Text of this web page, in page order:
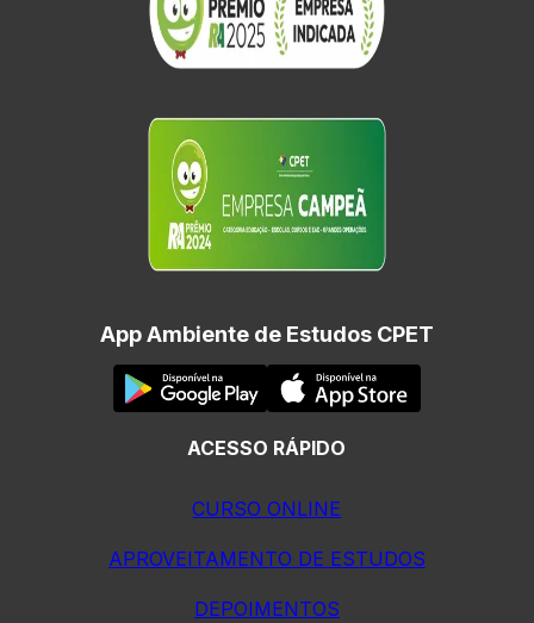
App Ambiente de Estudos CPET
ACESSO RÁPIDO
CURSO ONLINE
APROVEITAMENTO DE ESTUDOS
DEPOIMENTOS